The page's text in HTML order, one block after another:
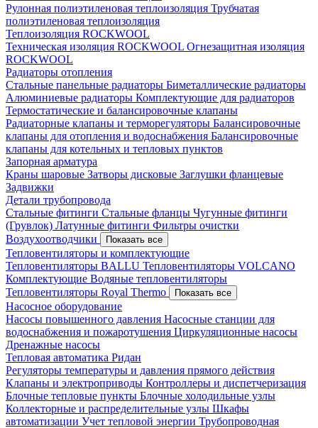
Рулонная полиэтиленовая теплоизоляция Трубчатая
полиэтиленовая теплоизоляция
Теплоизоляция ROCKWOOL
Техническая изоляция ROCKWOOL Огнезащитная изоляция
ROCKWOOL
Радиаторы отопления
Стальные панельные радиаторы Биметаллические радиаторы
Алюминиевые радиаторы Комплектующие для радиаторов
Термостатические и балансировочные клапаны
Радиаторные клапаны и терморегуляторы Балансировочные
клапаны для отопления и водоснабжения Балансировочные
клапаны для котельных и тепловых пунктов
Запорная арматура
Краны шаровые Затворы дисковые Заглушки фланцевые
Задвижки
Детали трубопровода
Стальные фитинги Стальные фланцы Чугунные фитинги
(Грувлок) Латунные фитинги Фильтры очистки
Воздухоотводчики
Показать все
Тепловентиляторы и комплектующие
Тепловентиляторы BALLU Тепловентиляторы VOLCANO
Комплектующие Водяные тепловентиляторы
Тепловентиляторы Royal Thermo
Показать все
Насосное оборудование
Насосы повышенного давления Насосные станции для
водоснабжения и пожаротушения Циркуляционные насосы
Дренажные насосы
Тепловая автоматика Ридан
Регуляторы температуры и давления прямого действия
Клапаны и электроприводы Контроллеры и диспетчеризация
Блочные тепловые пункты Блочные холодильные узлы
Коллекторные и распределительные узлы Шкафы
автоматизации Учет тепловой энергии Трубопроводная